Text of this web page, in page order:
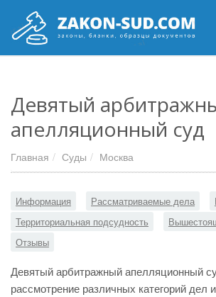
Девятый
апелляционный суд
Главная Суды Москва
Информация Рассматриваемые дела
Территориальная подсудность
Отзывы
Девятый арбитражный апелляционный
рассмотрение различных категорий дел